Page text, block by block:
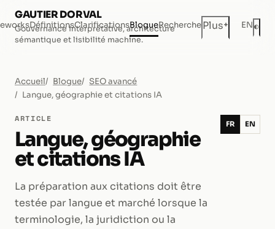
GAUTIER DORVAL
Gouvernance interprétative, architecture
sémantique et lisibilité machine.
DéfinitionsClarificationsBlogueRecherchePlus+ EN◐
Accueil Blogue
SEO avancé
Langue, géographie et citations IA
ARTICLE
Langue, géographie
et citations IA
La préparation aux citations doit être
testée par langue et marché lorsque la
terminologie, la juridiction ou la
FR EN